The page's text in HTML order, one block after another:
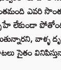
ఎవరి సొంత
లేకుండా
వాళ్ళ
సైతం